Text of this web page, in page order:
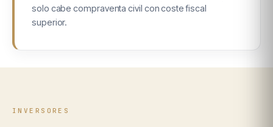
solo cabe compraventa civil con coste fiscal
superior.
INVERSORES